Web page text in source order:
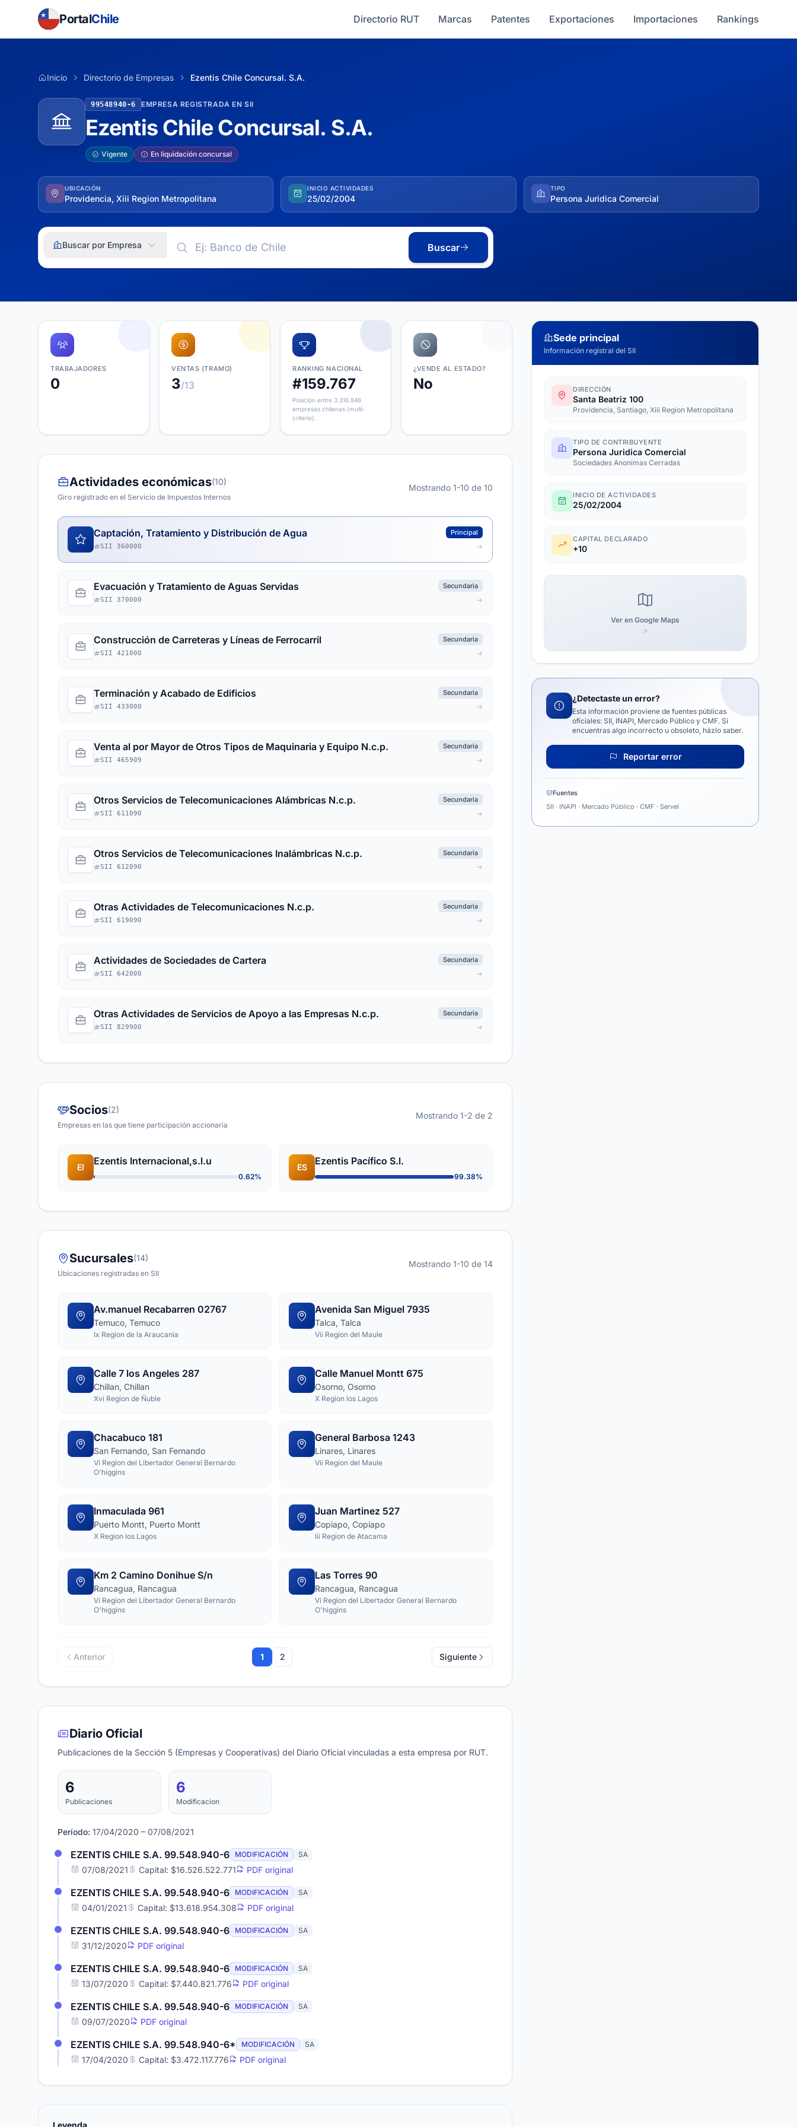
PortalChile Directorio RUT Marcas Patentes Exportaciones Importaciones Rankings
Inicio Directorio de Empresas Ezentis Chile Concursal. S.A.
99548940-6 EMPRESA REGISTRADA EN SII
Ezentis Chile Concursal. S.A.
Vigente En liquidación concursal
UBICACIÓN
Providencia, Xiii Region Metropolitana
INICIO ACTIVIDADES
25/02/2004
TIPO
Persona Juridica Comercial
Buscar por Empresa Buscar
TRABAJADORES
0
VENTAS (TRAMO)
3/13
RANKING NACIONAL
#159.767
Posición entre 3.316.848
empresas chilenas (multi-
criterio).
¿VENDE AL ESTADO?
No
Actividades económicas(10)
Giro registrado en el Servicio de Impuestos Internos
Mostrando 1-10 de 10
Captación, Tratamiento y Distribución de Agua Principal
SII 360000
Evacuación y Tratamiento de Aguas Servidas Secundaria
SII 370000
Construcción de Carreteras y Líneas de Ferrocarril Secundaria
SII 421000
Terminación y Acabado de Edificios Secundaria
SII 433000
Venta al por Mayor de Otros Tipos de Maquinaria y Equipo N.c.p. Secundaria
SII 465909
Otros Servicios de Telecomunicaciones Alámbricas N.c.p. Secundaria
SII 611090
Otros Servicios de Telecomunicaciones Inalámbricas N.c.p. Secundaria
SII 612090
Otras Actividades de Telecomunicaciones N.c.p. Secundaria
SII 619090
Actividades de Sociedades de Cartera Secundaria
SII 642000
Otras Actividades de Servicios de Apoyo a las Empresas N.c.p. Secundaria
SII 829900
Socios(2)
Empresas en las que tiene participación accionaria
Mostrando 1-2 de 2
EI
Ezentis Internacional,s.l.u
0.62%
ES
Ezentis Pacífico S.l.
99.38%
Sucursales(14)
Ubicaciones registradas en SII
Mostrando 1-10 de 14
Av.manuel Recabarren 02767
Temuco, Temuco
Ix Region de la Araucania
Avenida San Miguel 7935
Talca, Talca
Vii Region del Maule
Calle 7 los Angeles 287
Chillan, Chillan
Xvi Region de Ñuble
Calle Manuel Montt 675
Osorno, Osorno
X Region los Lagos
Chacabuco 181
San Fernando, San Fernando
Vi Region del Libertador General Bernardo
O'higgins
General Barbosa 1243
Linares, Linares
Vii Region del Maule
Inmaculada 961
Puerto Montt, Puerto Montt
X Region los Lagos
Juan Martinez 527
Copiapo, Copiapo
Iii Region de Atacama
Km 2 Camino Donihue S/n
Rancagua, Rancagua
Vi Region del Libertador General Bernardo
O'higgins
Las Torres 90
Rancagua, Rancagua
Vi Region del Libertador General Bernardo
O'higgins
Anterior 1 2 Siguiente
Diario Oficial
Publicaciones de la Sección 5 (Empresas y Cooperativas) del Diario Oficial vinculadas a esta empresa por RUT.
6
Publicaciones
6
Modificacion
Período: 17/04/2020 – 07/08/2021
EZENTIS CHILE S.A. 99.548.940-6 MODIFICACIÓN SA
07/08/2021 Capital: $16.526.522.771 PDF original
EZENTIS CHILE S.A. 99.548.940-6 MODIFICACIÓN SA
04/01/2021 Capital: $13.618.954.308 PDF original
EZENTIS CHILE S.A. 99.548.940-6 MODIFICACIÓN SA
31/12/2020 PDF original
EZENTIS CHILE S.A. 99.548.940-6 MODIFICACIÓN SA
13/07/2020 Capital: $7.440.821.776 PDF original
EZENTIS CHILE S.A. 99.548.940-6 MODIFICACIÓN SA
09/07/2020 PDF original
EZENTIS CHILE S.A. 99.548.940-6* MODIFICACIÓN SA
17/04/2020 Capital: $3.472.117.776 PDF original
Leyenda
Sede principal
Información registral del SII
DIRECCIÓN
Santa Beatriz 100
Providencia, Santiago, Xiii Region Metropolitana
TIPO DE CONTRIBUYENTE
Persona Juridica Comercial
Sociedades Anonimas Cerradas
INICIO DE ACTIVIDADES
25/02/2004
CAPITAL DECLARADO
+10
Ver en Google Maps
¿Detectaste un error?
Esta información proviene de fuentes públicas
oficiales: SII, INAPI, Mercado Público y CMF. Si
encuentras algo incorrecto u obsoleto, házlo saber.
Reportar error
Fuentes
SII · INAPI · Mercado Público · CMF · Servel